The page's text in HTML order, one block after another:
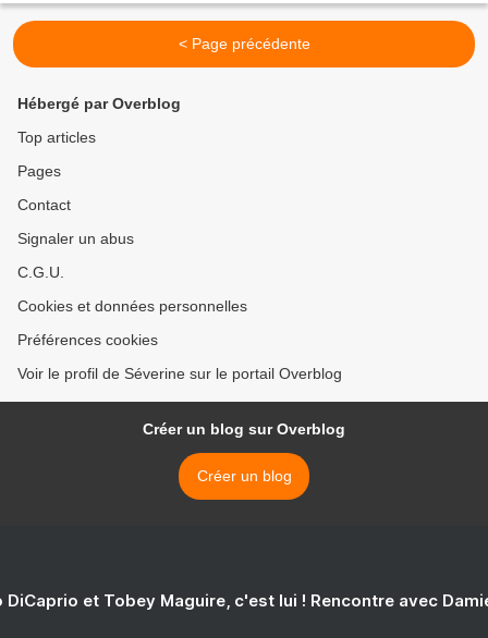
< Page précédente
Hébergé par Overblog
Top articles
Pages
Contact
Signaler un abus
C.G.U.
Cookies et données personnelles
Préférences cookies
Voir le profil de Séverine sur le portail Overblog
Créer un blog sur Overblog
Créer un blog
DiCaprio et Tobey Maguire, c'est lui ! Rencontre avec